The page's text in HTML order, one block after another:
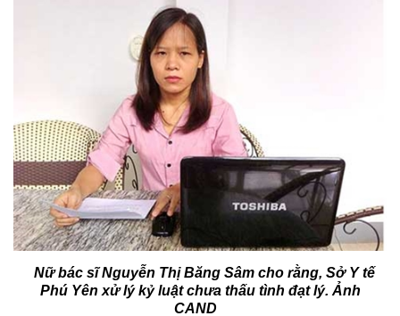
Nữ bác sĩ Nguyễn Thị Băng Sâm cho rằng, Sở Y tế
Phú Yên xử lý kỷ luật chưa thấu tình đạt lý. Ảnh
CAND